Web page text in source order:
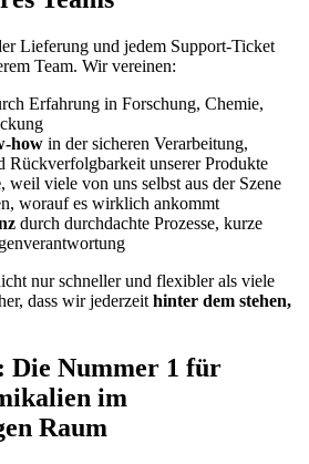
Lieferung und jedem Support-Ticket
Team. Wir vereinen:
Erfahrung in Forschung, Chemie,
how in der sicheren Verarbeitung,
Rückverfolgbarkeit unserer Produkte
, weil viele von uns selbst aus der Szene
worauf es wirklich ankommt
durch durchdachte Prozesse, kurze
nur schneller und flexibler als viele
dass wir jederzeit hinter dem stehen,
Die Nummer 1 für
im
Raum